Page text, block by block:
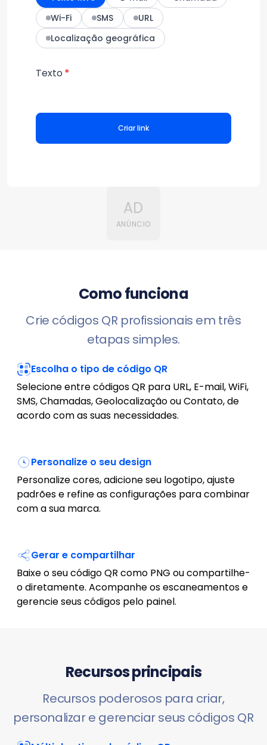
Wi-Fi
SMS
URL
Localização geográfica
Texto
Criar link
AD
ANÚNCIO
Como funciona
Crie códigos QR profissionais em três
etapas simples.
Escolha o tipo de código QR
Selecione entre códigos QR para URL, E-mail, WiFi,
SMS, Chamadas, Geolocalização ou Contato, de
acordo com as suas necessidades.
Personalize o seu design
Personalize cores, adicione seu logotipo, ajuste
padrões e refine as configurações para combinar
com a sua marca.
Gerar e compartilhar
Baixe o seu código QR como PNG ou compartilhe-
o diretamente. Acompanhe os escaneamentos e
gerencie seus códigos pelo painel.
Recursos principais
Recursos poderosos para criar,
personalizar e gerenciar seus códigos QR